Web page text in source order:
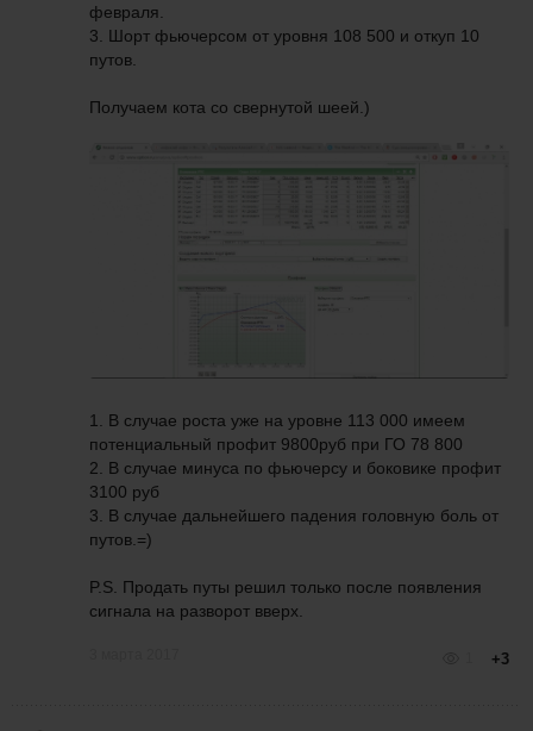
февраля.
3. Шорт фьючерсом от уровня 108 500 и откуп 10
путов.
Получаем кота со свернутой шеей.)
1. В случае роста уже на уровне 113 000 имеем
потенциальный профит 9800руб при ГО 78 800
2. В случае минуса по фьючерсу и боковике профит
3100 руб
3. В случае дальнейшего падения головную боль от
путов.=)
P.S. Продать путы решил только после появления
сигнала на разворот вверх.
+3